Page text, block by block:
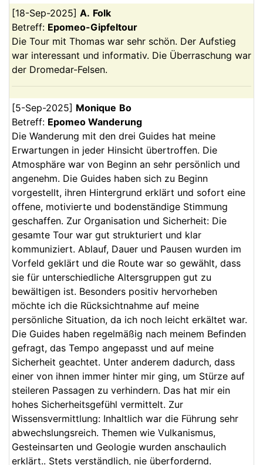
[18-Sep-2025] A. Folk
Betreff: Epomeo-Gipfeltour
Die Tour mit Thomas war sehr schön. Der Aufstieg
war interessant und informativ. Die Überraschung war
der Dromedar-Felsen.
[5-Sep-2025] Monique Bo
Betreff: Epomeo Wanderung
Die Wanderung mit den drei Guides hat meine
Erwartungen in jeder Hinsicht übertroffen. Die
Atmosphäre war von Beginn an sehr persönlich und
angenehm. Die Guides haben sich zu Beginn
vorgestellt, ihren Hintergrund erklärt und sofort eine
offene, motivierte und bodenständige Stimmung
geschaffen. Zur Organisation und Sicherheit: Die
gesamte Tour war gut strukturiert und klar
kommuniziert. Ablauf, Dauer und Pausen wurden im
Vorfeld geklärt und die Route war so gewählt, dass
sie für unterschiedliche Altersgruppen gut zu
bewältigen ist. Besonders positiv hervorheben
möchte ich die Rücksichtnahme auf meine
persönliche Situation, da ich noch leicht erkältet war.
Die Guides haben regelmäßig nach meinem Befinden
gefragt, das Tempo angepasst und auf meine
Sicherheit geachtet. Unter anderem dadurch, dass
einer von ihnen immer hinter mir ging, um Stürze auf
steileren Passagen zu verhindern. Das hat mir ein
hohes Sicherheitsgefühl vermittelt. Zur
Wissensvermittlung: Inhaltlich war die Führung sehr
abwechslungsreich. Themen wie Vulkanismus,
Gesteinsarten und Geologie wurden anschaulich
erklärt.. Stets verständlich, nie überfordernd.